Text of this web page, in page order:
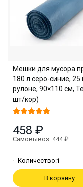
Мешки для мусора
180 л серо-синие, 25
рулоне, 90×110 см,
шт/кор)
458 ₽
Самовывоз: 444 ₽
Количество:1
В корзину